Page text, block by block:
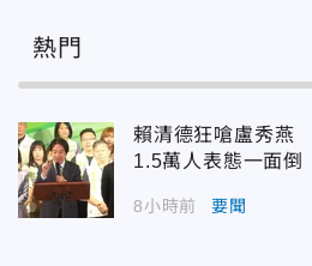
熱門
賴清德狂嗆盧秀燕
1.5萬人表態一面倒
8小時前 要聞